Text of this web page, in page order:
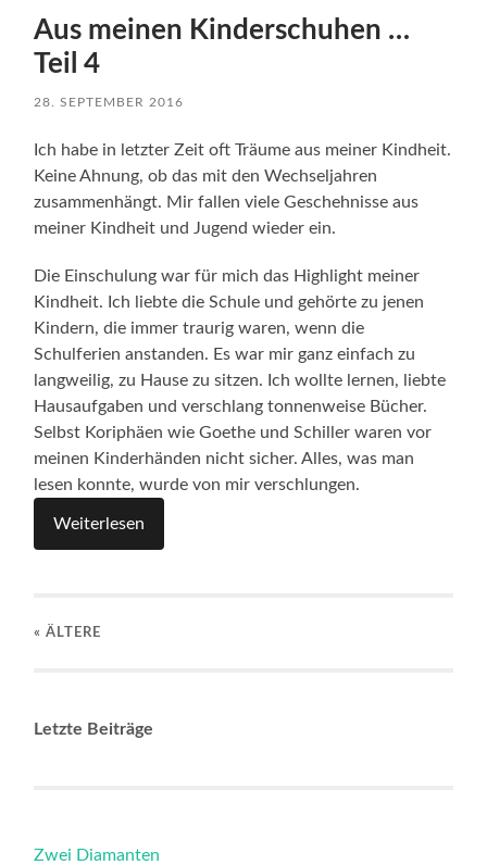
Aus meinen Kinderschuhen …
Teil 4
28. SEPTEMBER 2016
Ich habe in letzter Zeit oft Träume aus meiner Kindheit.
Keine Ahnung, ob das mit den Wechseljahren
zusammenhängt. Mir fallen viele Geschehnisse aus
meiner Kindheit und Jugend wieder ein.
Die Einschulung war für mich das Highlight meiner
Kindheit. Ich liebte die Schule und gehörte zu jenen
Kindern, die immer traurig waren, wenn die
Schulferien anstanden. Es war mir ganz einfach zu
langweilig, zu Hause zu sitzen. Ich wollte lernen, liebte
Hausaufgaben und verschlang tonnenweise Bücher.
Selbst Koriphäen wie Goethe und Schiller waren vor
meinen Kinderhänden nicht sicher. Alles, was man
lesen konnte, wurde von mir verschlungen.
Weiterlesen
« ÄLTERE
Letzte Beiträge
Zwei Diamanten